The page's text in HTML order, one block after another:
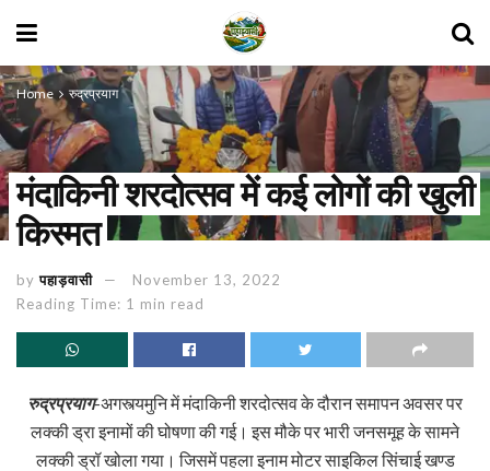
Home रुद्रप्रयाग
मंदाकिनी शरदोत्सव में कई लोगों की खुली
किस्मत
by पहाड़वासी
November 13, 2022
Reading Time: 1 min read
रुद्रप्रयाग-अगस्त्यमुनि में मंदाकिनी शरदोत्सव के दौरान समापन अवसर पर
लक्की ड्रा इनामों की घोषणा की गई। इस मौके पर भारी जनसमूह के सामने
लक्की ड्रॉ खोला गया। जिसमें पहला इनाम मोटर साइकिल सिंचाई खण्ड